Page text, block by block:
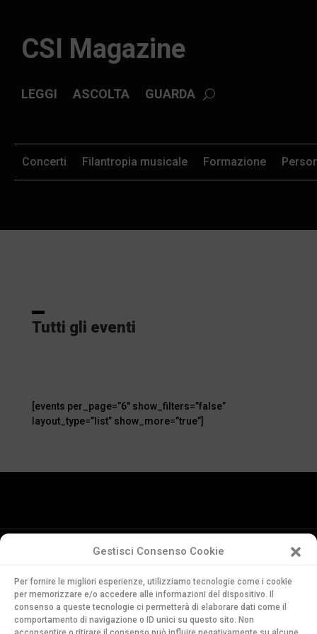
Gestisci Consenso Cookie
Per fornire le migliori esperienze, utilizziamo tecnologie come i cookie
per memorizzare e/o accedere alle informazioni del dispositivo. Il
consenso a queste tecnologie ci permetterà di elaborare dati come il
comportamento di navigazione o ID unici su questo sito. Non
CSI Magazine
ASCOLTA GUARDA
LEGGI
Formazione
Concerti Filantropia musicale
Tutti gli eventi
[events per_page=”6″ show_filters=”false”
layout_type=”list” show_more=”true”]
della Svizzera Italiana
Via Soldino 9
CH-6900 Lugano